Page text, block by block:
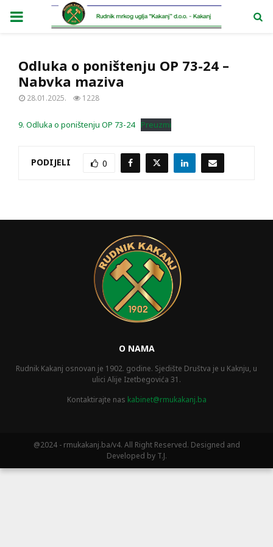
PRIMARY
Odluka o poništenju OP 73-24 –
Nabvka maziva
28.01.2025. 1228
9. Odluka o poništenju OP 73-24 Preuzmi
PODIJELI 0
O NAMA
Rudnik Kakanj osnovan je 1902. godine. Sjedište Društva je u Kaknju, u
ulici Alije Izetbegovića 31.
Kontaktirajte nas kabinet@rmukakanj.ba
@2024 - rmukakanj.ba/v4. All Right Reserved. Designed and
Developed by T.J.